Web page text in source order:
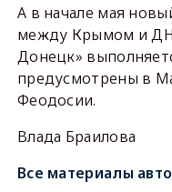
А в начале мая
между Крымом и
Донецк»
предусмотрены в
Феодосии.
Влада Браилова
Все материалы